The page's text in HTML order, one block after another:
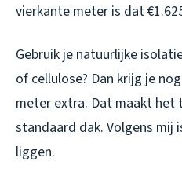
vierkante meter is dat
Gebruik je natuurlijke
of cellulose? Dan krijg je
meter extra. Dat maakt het
standaard dak. Volgens
liggen.